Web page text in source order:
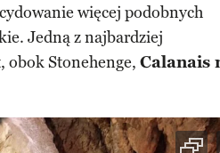
więcej podobnych
Jedną z najbardziej
obok Stonehenge, Calanais